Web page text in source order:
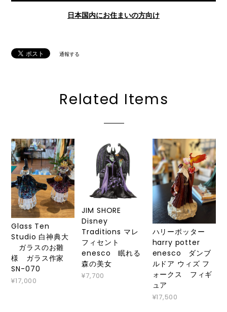
日本国内にお住まいの方向け
通報する
Related Items
Glass Ten
Studio 白神典大
ガラスのお雛
様 ガラス作家
SN-070
¥17,000
JIM SHORE
Disney
Traditions マレ
フィセント
enesco 眠れる
森の美女
¥7,700
ハリーポッター
harry potter
enesco ダンブ
ルドア ウィズ フ
ォークス フィギ
ュア
¥17,500